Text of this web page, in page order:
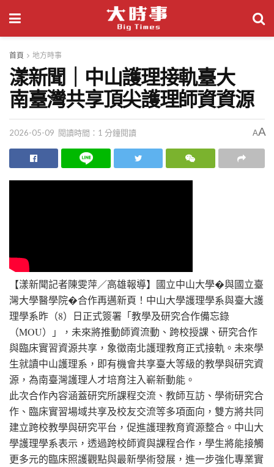
首頁 地方時事
漾新聞｜中山護理接軌臺大
南臺灣共享頂尖護理師資資源
2026-05-09 閱讀時間：1 分鐘閱讀 AA
【漾新聞記者陳雯萍／高雄報導】國立中山大學⁠�與國立臺
灣大學醫學院⁠�合作再邁新頁！中山大學護理學系與臺大護
理學系昨（8）日正式簽署「教學及研究合作備忘錄
（MOU）」，未來將推動師資流動、跨校授課、研究合作
與臨床實習資源共享，象徵南北護理教育正式接軌。未來學
生就讀中山護理系，即有機會共享臺大等級的教學與研究資
源，為南臺灣護理人才培育注入嶄新動能。
此次合作內容涵蓋研究所課程交流、教師互訪、學術研究合
作、臨床實習場域共享及校友交流等多項面向，雙方將共同
建立跨校教學與研究平台，促進護理教育資源整合。中山大
學護理學系表示，透過跨校師資與課程合作，學生將能接觸
更多元的臨床照護觀點與最新學術發展，進一步強化專業實